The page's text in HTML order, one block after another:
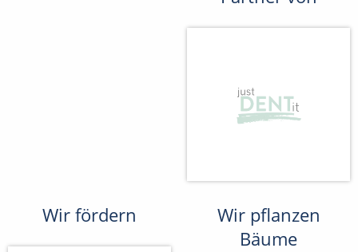
Wir fördern
Wir pflanzen
Bäume